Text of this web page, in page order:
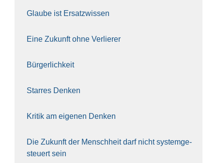
Glau­be ist Ersatz­wis­sen
Eine Zukunft ohne Ver­lie­rer
Bür­ger­lich­keit
Star­res Den­ken
Kri­tik am eige­nen Den­ken
Die Zukunft der Mensch­heit darf nicht sys­tem­ge­
steu­ert sein